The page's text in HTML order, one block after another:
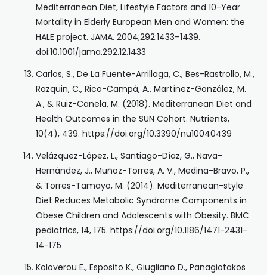
Mediterranean Diet, Lifestyle Factors and 10-Year
Mortality in Elderly European Men and Women: the
HALE project. JAMA. 2004;292:1433–1439.
doi:10.1001/jama.292.12.1433
Carlos, S., De La Fuente-Arrillaga, C., Bes-Rastrollo, M.,
Razquin, C., Rico-Campà, A., Martínez-González, M.
A., & Ruiz-Canela, M. (2018). Mediterranean Diet and
Health Outcomes in the SUN Cohort. Nutrients,
10(4), 439. https://doi.org/10.3390/nu10040439
Velázquez-López, L., Santiago-Díaz, G., Nava-
Hernández, J., Muñoz-Torres, A. V., Medina-Bravo, P.,
& Torres-Tamayo, M. (2014). Mediterranean-style
Diet Reduces Metabolic Syndrome Components in
Obese Children and Adolescents with Obesity. BMC
pediatrics, 14, 175. https://doi.org/10.1186/1471-2431-
14-175
Koloverou E., Esposito K., Giugliano D., Panagiotakos